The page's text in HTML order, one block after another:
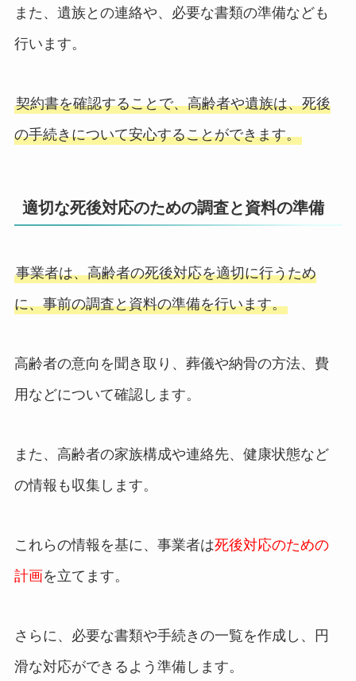
また、遺族との連絡や、必要な書類の準備なども
行います。
契約書を確認することで、高齢者や遺族は、死後
の手続きについて安心することができます。
適切な死後対応のための調査と資料の準備
事業者は、高齢者の死後対応を適切に行うため
に、事前の調査と資料の準備を行います。
高齢者の意向を聞き取り、葬儀や納骨の方法、費
用などについて確認します。
また、高齢者の家族構成や連絡先、健康状態など
の情報も収集します。
これらの情報を基に、事業者は死後対応のための
計画を立てます。
さらに、必要な書類や手続きの一覧を作成し、円
滑な対応ができるよう準備します。